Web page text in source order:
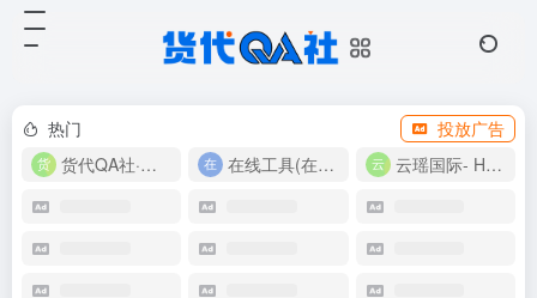
热门
投放广告
货代QA社·让货代之路更简单！
在线工具(在线实用工具200+) 云瑶国际- Harlan-15360639224